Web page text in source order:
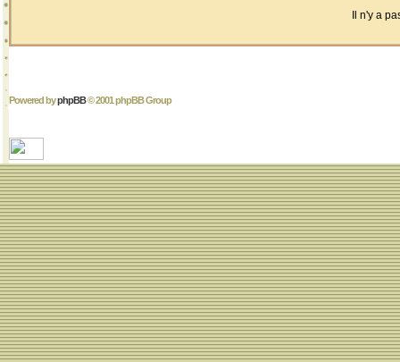
Il n'y a
Powered byphpBB© 2001 phpBB Group